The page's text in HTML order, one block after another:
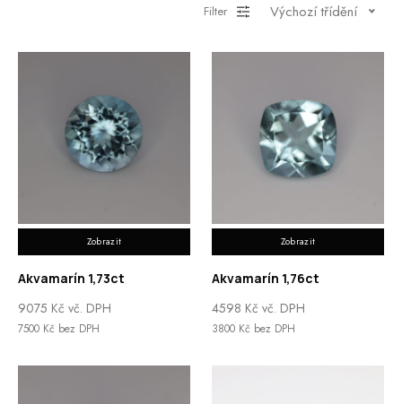
Filter Výchozí třídění
Zobrazit
Akvamarín 1,73ct
9075 Kč vč. DPH
7500 Kč bez DPH
Zobrazit
Akvamarín 1,76ct
4598 Kč vč. DPH
3800 Kč bez DPH